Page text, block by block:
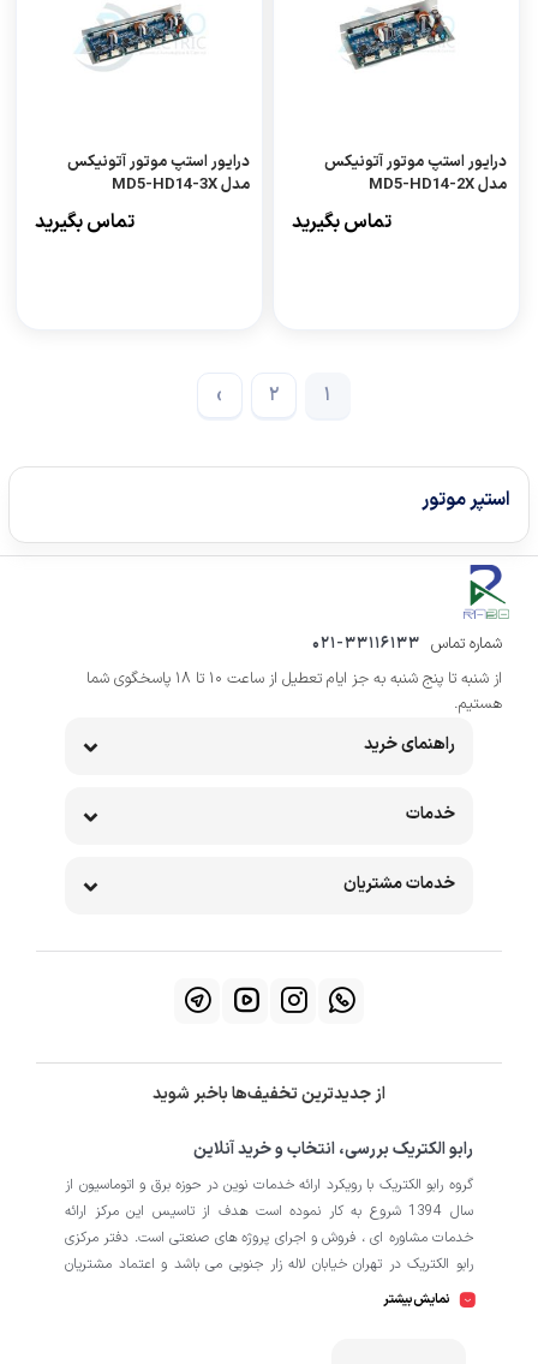
درایور استپ موتور آتونیکس
مدل MD5-HD14-2X
تماس بگیرید
درایور استپ موتور آتونیکس
مدل MD5-HD14-3X
تماس بگیرید
1
2
›
استپر موتور
شماره تماس 021-33116133
از شنبه تا پنج شنبه به جز ایام تعطیل از ساعت 10 تا 18 پاسخگوی شما
هستیم.
راهنمای خرید
خدمات
خدمات مشتریان
از جدیدترین تخفیف‌ها باخبر شوید
رابو الکتریک بررسی، انتخاب و خرید آنلاین
گروه رابو الکتریک با رویکرد ارائه خدمات نوین در حوزه برق و اتوماسیون از
سال 1394 شروع به کار نموده است هدف از تاسیس این مرکز ارائه
خدمات مشاوره ای ، فروش و اجرای پروژه های صنعتی است. دفتر مرکزی
رابو الکتریک در تهران خیابان لاله زار جنوبی می باشد و اعتماد مشتریان
باعث افتتاح شعبه دوم و کارگاه تابلو سازی نیز در منطقه صنعتی کمالشهر
نمایش بیشتر